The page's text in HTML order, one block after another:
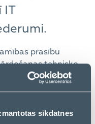
sīkdatnes
IT
prasību
tehnisko
un zināšanu